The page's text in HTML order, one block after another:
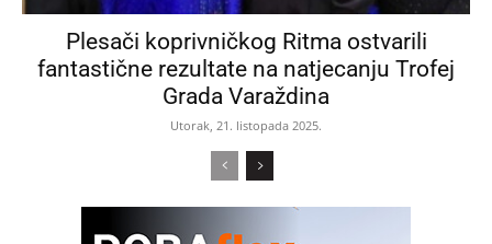
Plesači koprivničkog Ritma ostvarili
fantastične rezultate na natjecanju Trofej
Grada Varaždina
Utorak, 21. listopada 2025.